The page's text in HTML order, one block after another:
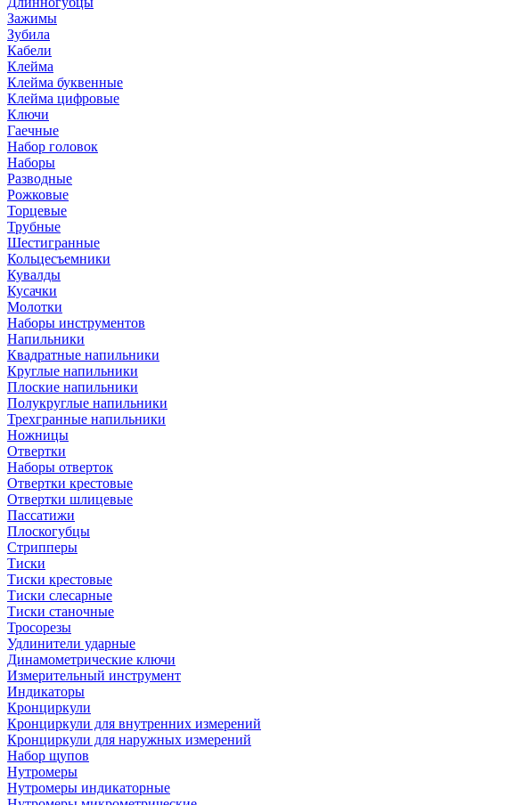
Зажимы
Зубила
Кабели
Клейма
Клейма буквенные
Клейма цифровые
Ключи
Гаечные
Набор головок
Наборы
Разводные
Рожковые
Торцевые
Трубные
Шестигранные
Кольцесъемники
Кувалды
Кусачки
Молотки
Наборы инструментов
Напильники
Квадратные напильники
Круглые напильники
Плоские напильники
Полукруглые напильники
Трехгранные напильники
Ножницы
Отвертки
Наборы отверток
Отвертки крестовые
Отвертки шлицевые
Пассатижи
Плоскогубцы
Стрипперы
Тиски
Тиски крестовые
Тиски слесарные
Тиски станочные
Тросорезы
Удлинители ударные
Динамометрические ключи
Измерительный инструмент
Индикаторы
Кронциркули
Кронциркули для внутренних измерений
Кронциркули для наружных измерений
Набор щупов
Нутромеры
Нутромеры индикаторные